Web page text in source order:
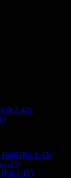
2-42)
KatS (Ro-1-43)
1-21)
(Ro-1-19)